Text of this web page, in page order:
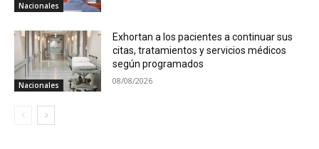
Nacionales
Nacionales
Exhortan a los pacientes a continuar sus
citas, tratamientos y servicios médicos
según programados
08/08/2026